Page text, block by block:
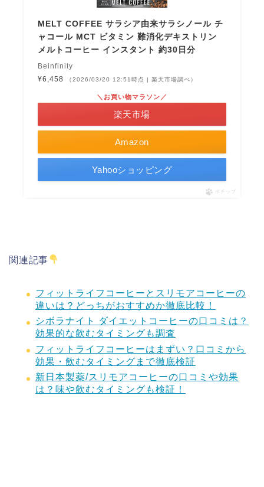
MELT COFFEE サラシア由来サラシノール チ
ャコール MCT ビタミン 難消化デキストリン
メルトコーヒー インスタント 約30日分
Beinfinity
¥6,458
（2026/03/20 12:51時点 | 楽天市場調べ）
Amazon
＼お買い物マラソン／
楽天市場
Yahooショッピング
ポチップ
関連記事
フィットライフコーヒーとスリモアコーヒーの
違いは？どっちがおすすめか徹底比較！
シボラナイト ダイエットコーヒーの口コミは？
効果的な飲むタイミングも調査
フィットライフコーヒーはまずい？口コミから
効果・飲むタイミングまで徹底検証
新日本製薬/スリモアコーヒーの口コミや効果
は？味や飲むタイミングも検証！